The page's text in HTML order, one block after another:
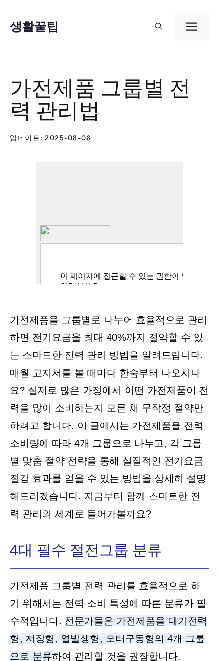
생활꿀팁
메
가전제품 그룹별 전
력 관리법
업데이트: 2025-08-08
가전제품을 그룹별로 나누어 효율적으로 관리
하면 전기요금을 최대 40%까지 절약할 수 있
는 스마트한 전력 관리 방법을 알려드립니다.
매월 고지서를 볼 때마다 한숨부터 나오시나
요? 실제로 많은 가정에서 어떤 가전제품이 전
력을 많이 소비하는지 모른 채 무작정 절약만
하려고 합니다. 이 글에서는 가전제품을 전력
소비량에 따라 4개 그룹으로 나누고, 각 그룹
별 맞춤 절약 전략을 통해 실질적인 전기요금
절감 효과를 얻을 수 있는 방법을 상세히 설명
해드리겠습니다. 지금부터 함께 스마트한 전
력 관리의 세계로 들어가볼까요?
4대 필수 절전그룹 분류
가전제품 그룹별 전력 관리를 효율적으로 하
기 위해서는 전력 소비 특성에 따른 분류가 필
수적입니다. 전문가들은 가전제품을 대기전력
형, 저장형, 열발생형, 모터구동형의 4개 그룹
으로 분류하여 관리할 것을 권장합니다.